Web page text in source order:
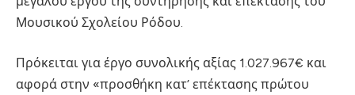
Μουσικού Σχολείου Ρόδου.
Πρόκειται για έργο συνολικής αξίας 1.027.967€ και
αφορά στην «προσθήκη κατ’ επέκτασης πρώτου